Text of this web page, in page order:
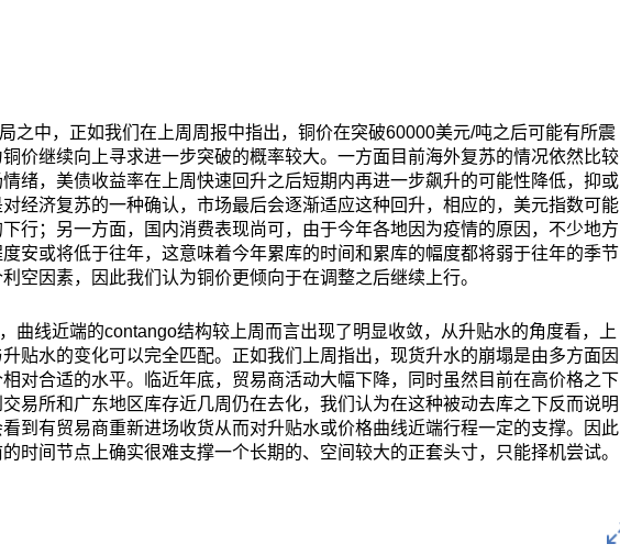
之中，正如我们在上周周报中指出，铜价在突破60000美元/吨之后可能有所震
价继续向上寻求进一步突破的概率较大。一方面目前海外复苏的情况依然比较
绪，美债收益率在上周快速回升之后短期内再进一步飙升的可能性降低，抑或
经济复苏的一种确认，市场最后会逐渐适应这种回升，相应的，美元指数可能
行；另一方面，国内消费表现尚可，由于今年各地因为疫情的原因，不少地方
安或将低于往年，这意味着今年累库的时间和累库的幅度都将弱于往年的季节
空因素，因此我们认为铜价更倾向于在调整之后继续上行。
曲线近端的contango结构较上周而言出现了明显收敛，从升贴水的角度看，上
贴水的变化可以完全匹配。正如我们上周指出，现货升水的崩塌是由多方面因
对合适的水平。临近年底，贸易商活动大幅下降，同时虽然目前在高价格之下
易所和广东地区库存近几周仍在去化，我们认为在这种被动去库之下反而说明
到有贸易商重新进场收货从而对升贴水或价格曲线近端行程一定的支撑。因此
时间节点上确实很难支撑一个长期的、空间较大的正套头寸，只能择机尝试。